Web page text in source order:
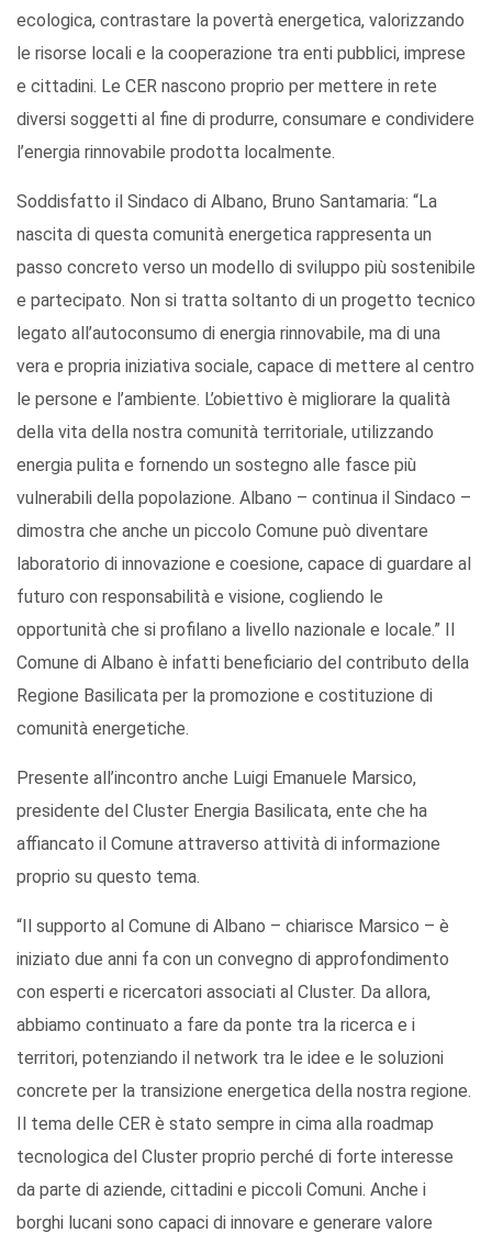
ecologica, contrastare la povertà energetica, valorizzando
le risorse locali e la cooperazione tra enti pubblici, imprese
e cittadini. Le CER nascono proprio per mettere in rete
diversi soggetti al fine di produrre, consumare e condividere
l’energia rinnovabile prodotta localmente.
Soddisfatto il Sindaco di Albano, Bruno Santamaria: “La
nascita di questa comunità energetica rappresenta un
passo concreto verso un modello di sviluppo più sostenibile
e partecipato. Non si tratta soltanto di un progetto tecnico
legato all’autoconsumo di energia rinnovabile, ma di una
vera e propria iniziativa sociale, capace di mettere al centro
le persone e l’ambiente. L’obiettivo è migliorare la qualità
della vita della nostra comunità territoriale, utilizzando
energia pulita e fornendo un sostegno alle fasce più
vulnerabili della popolazione. Albano – continua il Sindaco –
dimostra che anche un piccolo Comune può diventare
laboratorio di innovazione e coesione, capace di guardare al
futuro con responsabilità e visione, cogliendo le
opportunità che si profilano a livello nazionale e locale.” Il
Comune di Albano è infatti beneficiario del contributo della
Regione Basilicata per la promozione e costituzione di
comunità energetiche.
Presente all’incontro anche Luigi Emanuele Marsico,
presidente del Cluster Energia Basilicata, ente che ha
affiancato il Comune attraverso attività di informazione
proprio su questo tema.
“Il supporto al Comune di Albano – chiarisce Marsico – è
iniziato due anni fa con un convegno di approfondimento
con esperti e ricercatori associati al Cluster. Da allora,
abbiamo continuato a fare da ponte tra la ricerca e i
territori, potenziando il network tra le idee e le soluzioni
concrete per la transizione energetica della nostra regione.
Il tema delle CER è stato sempre in cima alla roadmap
tecnologica del Cluster proprio perché di forte interesse
da parte di aziende, cittadini e piccoli Comuni. Anche i
borghi lucani sono capaci di innovare e generare valore